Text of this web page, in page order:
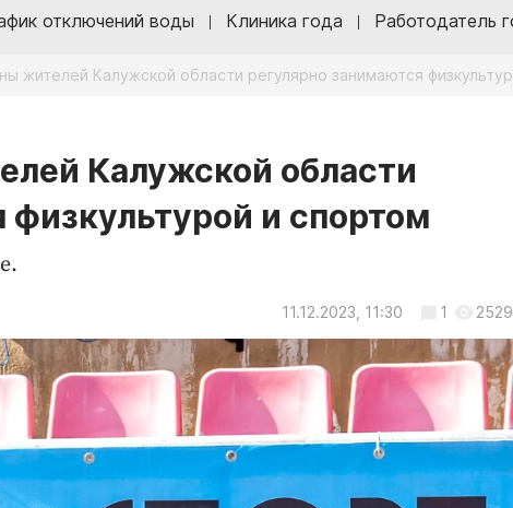
отключений воды Клиника года Работодатель
жителей Калужской области регулярно занимаются
Калужской области
физкультурой и спортом
11.12.2023, 11:30 1 2529